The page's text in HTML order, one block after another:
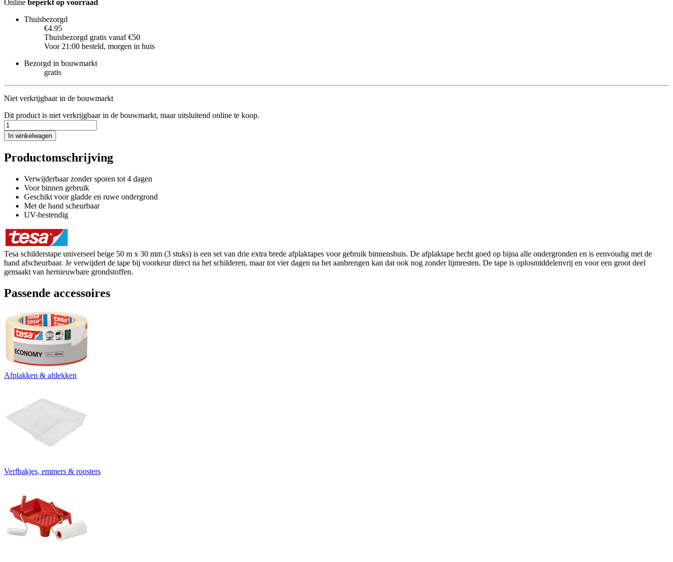
Online beperkt op voorraad
Thuisbezorgd
€4.95
Thuisbezorgd gratis vanaf €50
Voor 21:00 besteld, morgen in huis
Bezorgd in bouwmarkt
gratis
Niet verkrijgbaar in de bouwmarkt
Dit product is niet verkrijgbaar in de bouwmarkt, maar uitsluitend online te koop.
In winkelwagen
Productomschrijving
Verwijderbaar zonder sporen tot 4 dagen
Voor binnen gebruik
Geschikt voor gladde en ruwe ondergrond
Met de hand scheurbaar
UV-bestendig
Tesa schilderstape universeel beige 50 m x 30 mm (3 stuks) is een set van drie extra brede afplaktapes voor gebruik binnenshuis. De afplaktape hecht goed op bijna alle ondergronden en is eenvoudig met de
hand afscheurbaar. Je verwijdert de tape bij voorkeur direct na het schilderen, maar tot vier dagen na het aanbrengen kan dat ook nog zonder lijmresten. De tape is oplosmiddelenvrij en voor een groot deel
gemaakt van hernieuwbare grondstoffen.
Passende accessoires
Afplakken & afdekken
Verfbakjes, emmers & roosters